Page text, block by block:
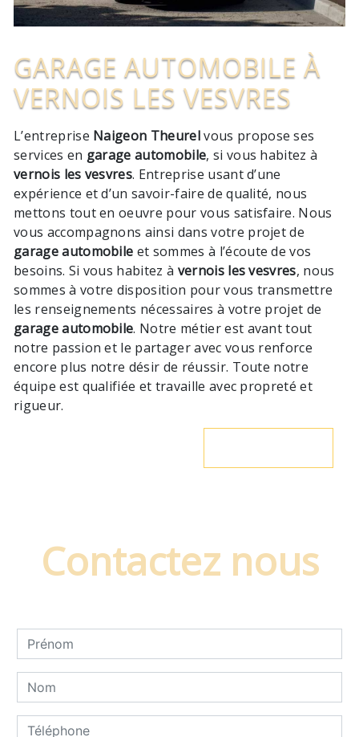
GARAGE AUTOMOBILE À
VERNOIS LES VESVRES
L’entreprise Naigeon Theurelvous propose ses
services en garage automobile, si vous habitez à
vernois les vesvres. Entreprise usant d’une
expérience et d’un savoir-faire de qualité, nous
mettons tout en oeuvre pour vous satisfaire. Nous
vous accompagnons ainsi dans votre projet de
garage automobile et sommes à l’écoute de vos
besoins. Si vous habitez à vernois les vesvres, nous
sommes à votre disposition pour vous transmettre
les renseignements nécessaires à votre projet de
garage automobile. Notre métier est avant tout
notre passion et le partager avec vous renforce
encore plus notre désir de réussir. Toute notre
équipe est qualifiée et travaille avec propreté et
rigueur.
Contactez nous